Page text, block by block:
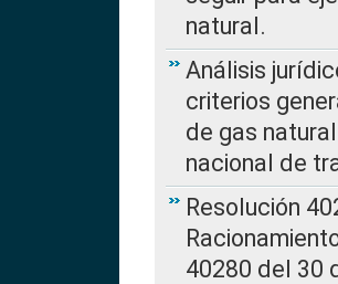
natural.
Análisis
criterios
de gas
nacional de
Resolución
40280 del 30